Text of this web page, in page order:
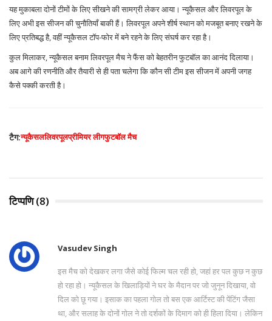
यह मुकाबला दोनों टीमों के लिए सीखने की सामग्री लेकर आया। न्यूकैसल और लिवरपूल के
लिए अभी इस सीजन की चुनौतियाँ बाकी हैं। लिवरपूल अपने शीर्ष स्थान को मजबूत बनाए रखने के
लिए प्रतिबद्ध है, वहीं न्यूकैसल टॉप-फोर में बने रहने के लिए संघर्ष कर रहा है।
कुल मिलाकर, न्यूकैसल बनाम लिवरपूल मैच ने फैंस को बेहतरीन फुटबॉल का आनंद दिलाया।
अब आगे की रणनीति और तैयारी से ही पता चलेगा कि कौन सी टीम इस सीजन में अपनी जगह
कैसे पक्की करती है।
टैग:न्यूकैसललिवरपूलप्रीमियर लीगफुटबॉल मैच
टिप्पणि (8)
Vasudev Singh
इस मैच को देखकर लगा जैसे कोई फिल्म चल रही हो, जहां हर पल कुछ न कुछ
हो रहा हो। न्यूकैसल के खिलाड़ियों ने घर के मैदान पर जो जुनून दिखाया, वो
दिल को छू गया। इसाक का पहला गोल तो बस एक आर्टिस्ट की पेंटिंग जैसा
था, और सलाह के दोनों गोल ने तो दर्शकों के दिमाग को ही हिला दिया। लेकिन